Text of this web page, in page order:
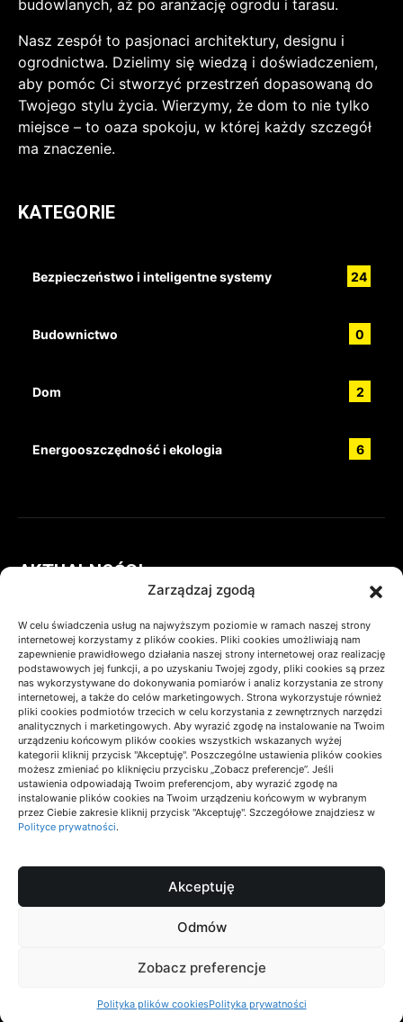
Zarządzaj zgodą
W celu świadczenia usług na najwyższym poziomie w ramach naszej strony
internetowej korzystamy z plików cookies. Pliki cookies umożliwiają nam
zapewnienie prawidłowego działania naszej strony internetowej oraz realizację
podstawowych jej funkcji, a po uzyskaniu Twojej zgody, pliki cookies są przez
nas wykorzystywane do dokonywania pomiarów i analiz korzystania ze strony
internetowej, a także do celów marketingowych. Strona wykorzystuje również
pliki cookies podmiotów trzecich w celu korzystania z zewnętrznych narzędzi
analitycznych i marketingowych. Aby wyrazić zgodę na instalowanie na Twoim
urządzeniu końcowym plików cookies wszystkich wskazanych wyżej
kategorii kliknij przycisk "Akceptuję". Poszczególne ustawienia plików cookies
możesz zmieniać po kliknięciu przycisku „Zobacz preferencje”. Jeśli
ustawienia odpowiadają Twoim preferencjom, aby wyrazić zgodę na
instalowanie plików cookies na Twoim urządzeniu końcowym w wybranym
przez Ciebie zakresie kliknij przycisk "Akceptuję". Szczegółowe znajdziesz w
Polityce prywatności.
Akceptuję
Odmów
Zobacz preferencje
Polityka plików cookiesPolityka prywatności
budowlanych, aż po aranżację ogrodu i tarasu.
Nasz zespół to pasjonaci architektury, designu i
ogrodnictwa. Dzielimy się wiedzą i doświadczeniem,
aby pomóc Ci stworzyć przestrzeń dopasowaną do
Twojego stylu życia. Wierzymy, że dom to nie tylko
miejsce – to oaza spokoju, w której każdy szczegół
ma znaczenie.
KATEGORIE
Bezpieczeństwo i inteligentne systemy 24
Budownictwo 0
Dom 2
Energooszczędność i ekologia 6
AKTUALNOŚCI
1
Wilgotność w sypialni a łóżko z litego
drewna
07/08/2026 BOŻENA
2
Wyposażenie łazienki w Warszawie –
jak zaplanować zakupy, żeby nie
przekroczyć budżetu i uniknąć
błędów?
28/07/2026 PAULINA
3
Zwrot kompensacji mocy biernej w
17/07/2026 PAULINA
Jak powinna wyglądać nowoczesna
strona internetowa firmy budowlanej?
17/07/2026 ZUZANNA